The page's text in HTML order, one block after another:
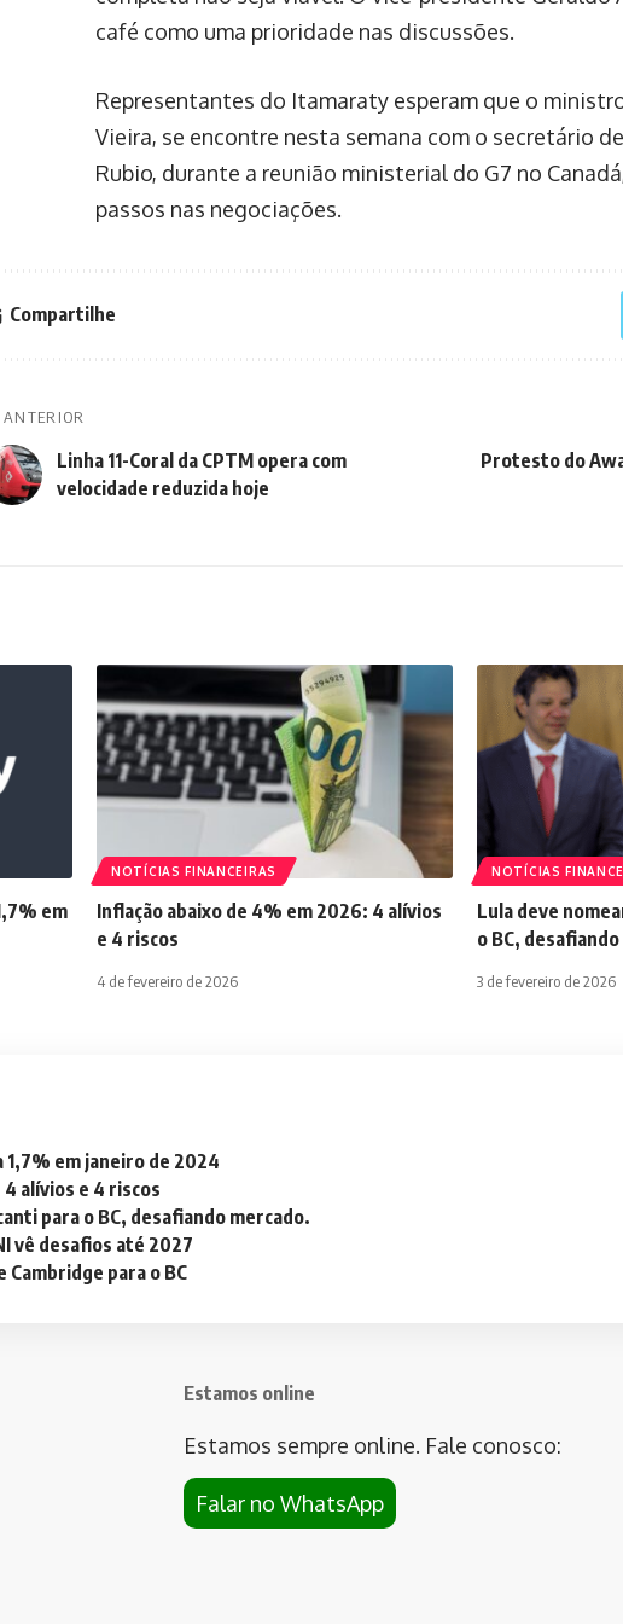
café como uma prioridade nas discussões.
Representantes do Itamaraty esperam que o
Vieira, se encontre nesta semana com o secretário
Rubio, durante a reunião ministerial do G7 no
passos nas negociações.
Compartilhe
ANTERIOR
Linha 11-Coral da CPTM opera com
velocidade reduzida hoje
Protesto do
em
NOTÍCIAS FINANCEIRAS
Inflação abaixo de 4% em 2026: 4 alívios
e 4 riscos
4 de fevereiro de 2026
NOTÍCIAS
Lula deve
o BC,
3 de fevereiro de 2026
1,7% em janeiro de 2024
alívios e 4 riscos
para o BC, desafiando mercado.
vê desafios até 2027
para o BC
Estamos online
Estamos sempre online. Fale conosco:
Falar no WhatsApp